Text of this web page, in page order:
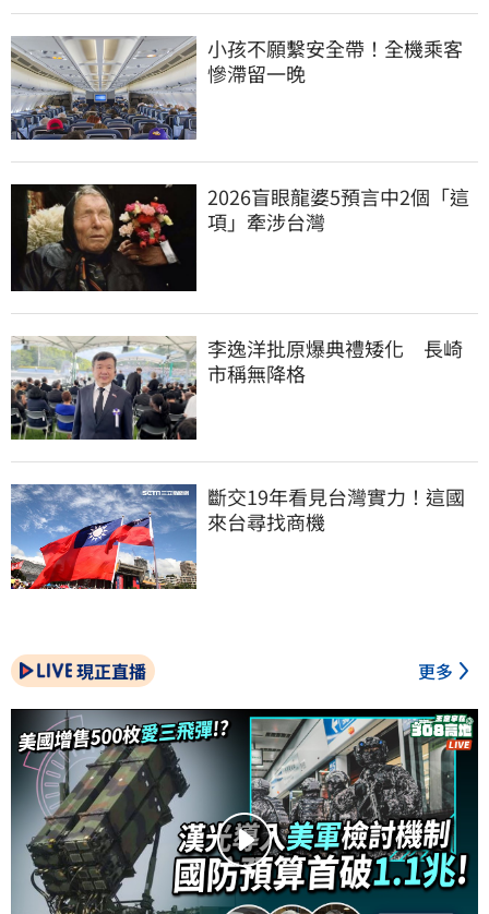
小孩不願繫安全帶！全機乘客
慘滯留一晚
2026盲眼龍婆5預言中2個「這
項」牽涉台灣
李逸洋批原爆典禮矮化　長崎
市稱無降格
斷交19年看見台灣實力！這國
來台尋找商機
現正直播 更多